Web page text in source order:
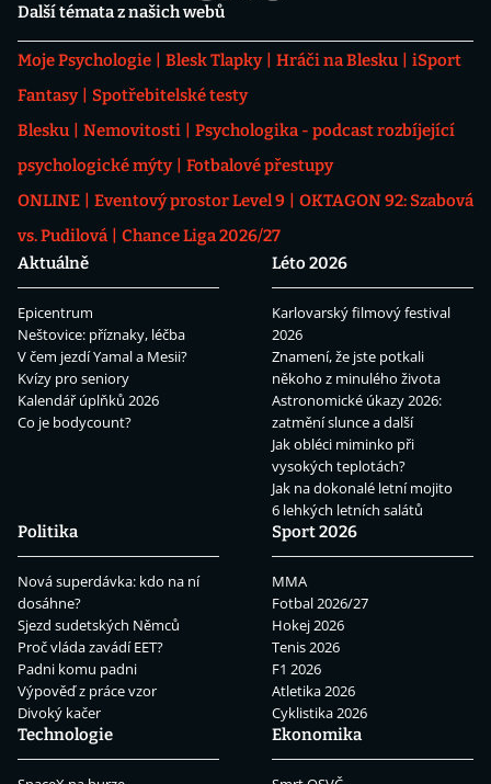
Další témata z našich webů
Moje Psychologie Blesk Tlapky Hráči na Blesku
iSport
Fantasy
Spotřebitelské testy
Blesku
Nemovitosti
Psychologika - podcast rozbíjející
psychologické mýty
Fotbalové přestupy
ONLINE
Eventový prostor Level 9
OKTAGON 92: Szabová
vs. Pudilová
Chance Liga 2026/27
Aktuálně
Epicentrum
Neštovice: příznaky, léčba
V čem jezdí Yamal a Mesii?
Kvízy pro seniory
Kalendář úplňků 2026
Co je bodycount?
Léto 2026
Karlovarský filmový festival
2026
Znamení, že jste potkali
někoho z minulého života
Astronomické úkazy 2026:
zatmění slunce a další
Jak obléci miminko při
vysokých teplotách?
Jak na dokonalé letní mojito
6 lehkých letních salátů
Politika
Nová superdávka: kdo na ní
dosáhne?
Sjezd sudetských Němců
Proč vláda zavádí EET?
Padni komu padni
Výpověď z práce vzor
Divoký kačer
Sport 2026
MMA
Fotbal 2026/27
Hokej 2026
Tenis 2026
F1 2026
Atletika 2026
Cyklistika 2026
Technologie
Ekonomika